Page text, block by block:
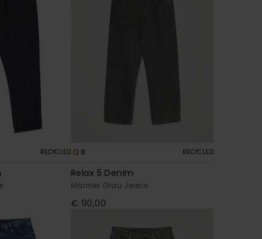
RECYCLED 8 RECYCLED
Relax 5 Denim
Männer Grau Jeans
€ 90,00